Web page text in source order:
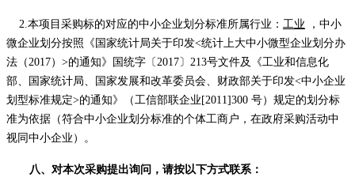
2.本项目采购标的对应的中小企业划分标准所属行业： 工业
，中小
微企业划分按照《国家统计局关于印发<统计上大中小微型企业划分办
法（2017）>的通知》国统字〔2017〕213号文件及《工业和信息化
部、国家统计局、国家发展和改革委员会、财政部关于印发<中小企业
划型标准规定>的通知》（工信部联企业[2011]300 号）规定的划分标
准为依据（符合中小企业划分标准的个体工商户，在政府采购活动中
视同中小企业） 。
八、对本次采购提出询问，请按以下方式联系：